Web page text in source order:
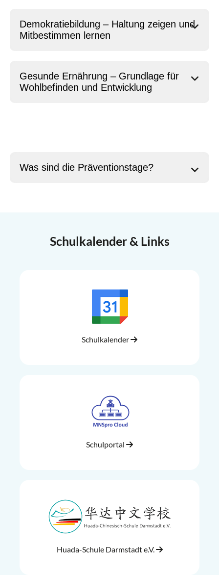
Demokratiebildung – Haltung zeigen und
Mitbestimmen lernen
Gesunde Ernährung – Grundlage für
Wohlbefinden und Entwicklung
Was sind die Präventionstage?
Schulkalender & Links
Schulkalender
Schulportal
Huada-Schule Darmstadt e.V.